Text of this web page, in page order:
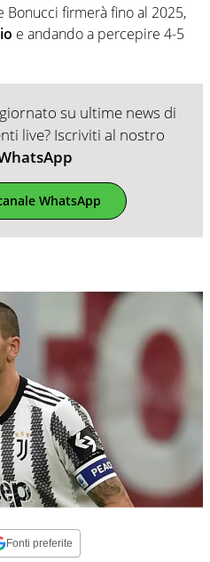
Bonucci firmerà fino al 2025,
e andando a percepire 4-5
su ultime news di
live? Iscriviti al nostro
WhatsApp
Fonti preferite